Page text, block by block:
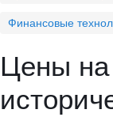
Финансовые
Цены на